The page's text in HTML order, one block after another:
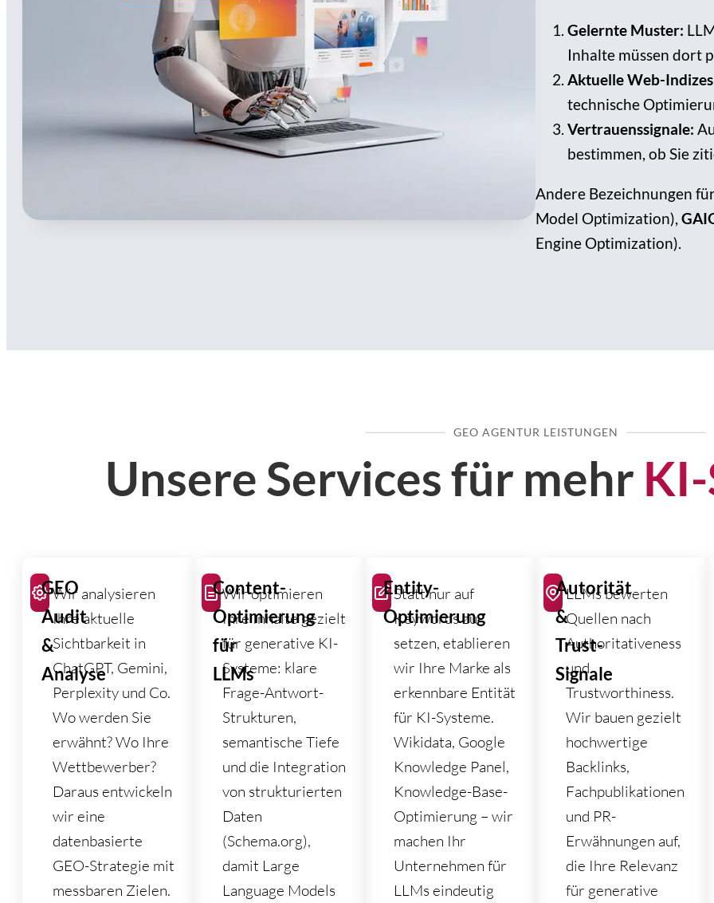
Gelernte Muster:
Inhalte müssen dort
Aktuelle Web-
technische
Vertrauenssignale:
bestimmen, ob Sie
Andere Bezeichnungen
Model Optimization),
Engine Optimization).
GEO AGENTUR LEISTUNGEN
Unsere Services für mehr
GEO
Audit
&
Analyse
Wir analysieren
Ihre aktuelle
Sichtbarkeit in
ChatGPT, Gemini,
Perplexity und Co.
Wo werden Sie
erwähnt? Wo Ihre
Wettbewerber?
Daraus entwickeln
wir eine
datenbasierte
GEO-Strategie mit
messbaren Zielen.
Content-
Optimierung
für
LLMs
Wir optimieren
Ihre Inhalte gezielt
für generative KI-
Systeme: klare
Frage-Antwort-
Strukturen,
semantische Tiefe
und die Integration
von strukturierten
Daten
(Schema.org),
damit Large
Language Models
Entity-
Optimierung
Statt nur auf
Keywords zu
setzen, etablieren
wir Ihre Marke als
erkennbare Entität
für KI-Systeme.
Wikidata, Google
Knowledge Panel,
Knowledge-Base-
Optimierung – wir
machen Ihr
Unternehmen für
LLMs eindeutig
Autorität
&
Trust-
Signale
LLMs bewerten
Quellen nach
Authoritativeness
und
Trustworthiness.
Wir bauen gezielt
hochwertige
Backlinks,
Fachpublikationen
und PR-
Erwähnungen auf,
die Ihre Relevanz
für generative